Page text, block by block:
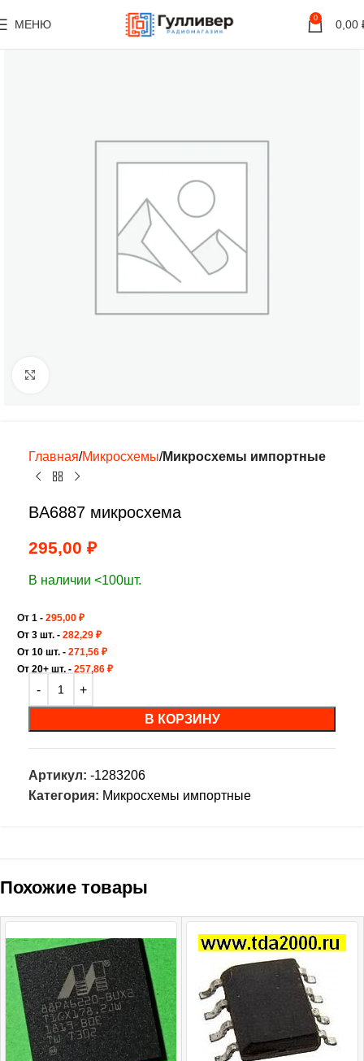
МЕНЮ 0 0,00
Главная Микросхемы Микросхемы импортные
BA6887 микросхема
295,00 ₽
В наличии <100шт.
От 1 - 295,00 ₽
От 3 шт. - 282,29 ₽
От 10 шт. - 271,56 ₽
От 20+ шт. - 257,86 ₽
В КОРЗИНУ
Артикул: -1283206
Категория: Микросхемы импортные
Похожие товары